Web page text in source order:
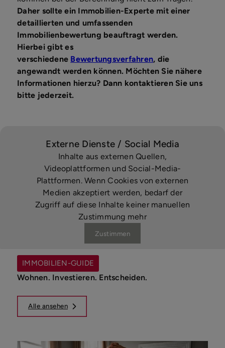
Daher sollte ein Immobilien-Experte mit einer
detaillierten und umfassenden
Immobilienbewertung beauftragt werden.
Hierbei gibt es
verschiedene Bewertungsverfahren, die
angewandt werden können. Möchten Sie nähere
Informationen hierzu? Dann kontaktieren Sie uns
bitte jederzeit.
Externe Dienste / Social Media
Inhalte aus externen Quellen,
Videoplattformen und Social-Media-
Plattformen. Wenn Cookies von externen
Medien akzeptiert werden, bedarf der
Zugriff auf diese Inhalte keiner manuellen
Zustimmung mehr
Zustimmen
IMMOBILIEN-GUIDE
Wohnen. Investieren. Entscheiden.
Alle ansehen